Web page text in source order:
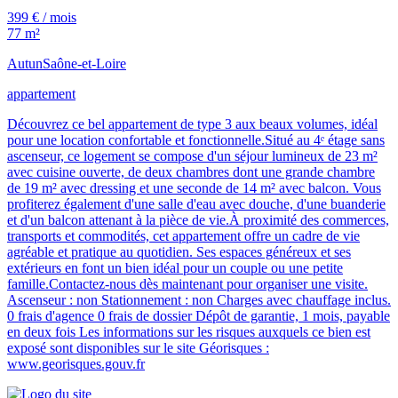
399 € / mois
77 m²
AutunSaône-et-Loire
appartement
Découvrez ce bel appartement de type 3 aux beaux volumes, idéal
pour une location confortable et fonctionnelle.Situé au 4ᵉ étage sans
ascenseur, ce logement se compose d'un séjour lumineux de 23 m²
avec cuisine ouverte, de deux chambres dont une grande chambre
de 19 m² avec dressing et une seconde de 14 m² avec balcon. Vous
profiterez également d'une salle d'eau avec douche, d'une buanderie
et d'un balcon attenant à la pièce de vie.À proximité des commerces,
transports et commodités, cet appartement offre un cadre de vie
agréable et pratique au quotidien. Ses espaces généreux et ses
extérieurs en font un bien idéal pour un couple ou une petite
famille.Contactez-nous dès maintenant pour organiser une visite.
Ascenseur : non Stationnement : non Charges avec chauffage inclus.
0 frais d'agence 0 frais de dossier Dépôt de garantie, 1 mois, payable
en deux fois Les informations sur les risques auxquels ce bien est
exposé sont disponibles sur le site Géorisques :
www.georisques.gouv.fr